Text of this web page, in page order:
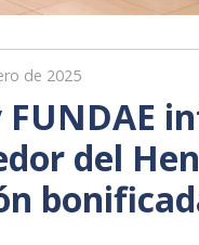
de 2025
FUNDAE
del